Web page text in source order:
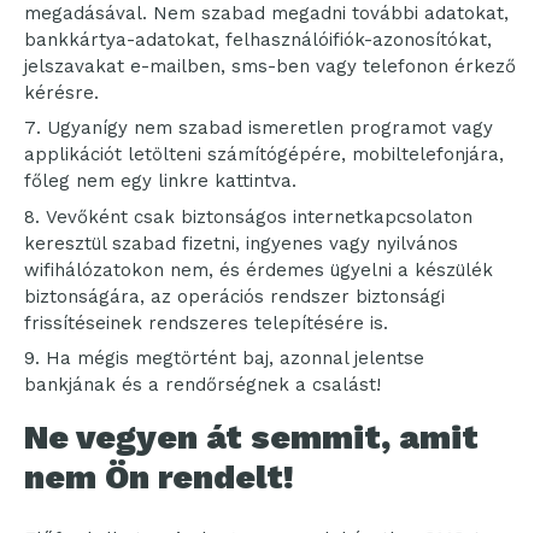
megadásával. Nem szabad megadni további adatokat,
bankkártya-adatokat, felhasználóifiók-azonosítókat,
jelszavakat e-mailben, sms-ben vagy telefonon érkező
kérésre.
Ugyanígy nem szabad ismeretlen programot vagy
applikációt letölteni számítógépére, mobiltelefonjára,
főleg nem egy linkre kattintva.
Vevőként csak biztonságos internetkapcsolaton
keresztül szabad fizetni, ingyenes vagy nyilvános
wifihálózatokon nem, és érdemes ügyelni a készülék
biztonságára, az operációs rendszer biztonsági
frissítéseinek rendszeres telepítésére is.
Ha mégis megtörtént baj, azonnal jelentse
bankjának és a rendőrségnek a csalást!
Ne vegyen át semmit, amit
nem Ön rendelt!